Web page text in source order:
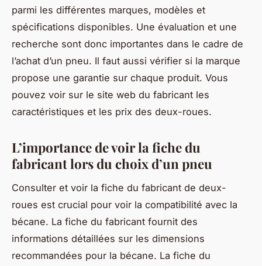
parmi les différentes marques, modèles et
spécifications disponibles. Une évaluation et une
recherche sont donc importantes dans le cadre de
l’achat d’un pneu. Il faut aussi vérifier si la marque
propose une garantie sur chaque produit. Vous
pouvez voir sur le site web du fabricant les
caractéristiques et les prix des deux-roues.
L’importance de voir la fiche du
fabricant lors du choix d’un pneu
Consulter et voir la fiche du fabricant de deux-
roues est crucial pour voir la compatibilité avec la
bécane. La fiche du fabricant fournit des
informations détaillées sur les dimensions
recommandées pour la bécane. La fiche du